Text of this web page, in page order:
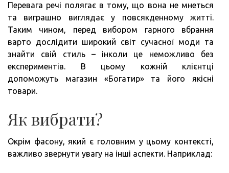
Перевага речі полягає в тому, що вона не мнеться
та виграшно виглядає у повсякденному житті.
Таким чином, перед вибором гарного вбрання
варто дослідити широкий світ сучасної моди та
знайти свій стиль – інколи це неможливо без
експериментів. В цьому кожній клієнтці
допоможуть магазин «Богатир» та його якісні
товари.
Як вибрати?
Окрім фасону, який є головним у цьому контексті,
важливо звернути увагу на інші аспекти. Наприклад: